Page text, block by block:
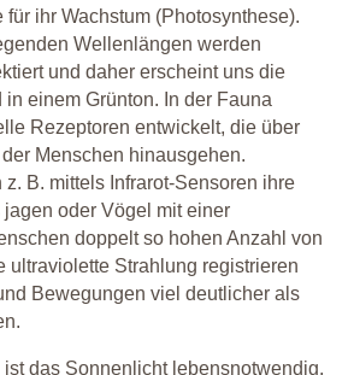
ihr Wachstum (Photosynthese).
Wellenlängen werden
und daher erscheint uns die
einem Grünton. In der Fauna
Rezeptoren entwickelt, die über
Menschen hinausgehen.
B. mittels Infrarot-Sensoren ihre
jagen oder Vögel mit einer
doppelt so hohen Anzahl von
ultraviolette Strahlung registrieren
Bewegungen viel deutlicher als
ist das Sonnenlicht lebensnotwendig.